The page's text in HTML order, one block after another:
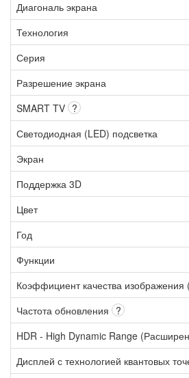
Диагональ экрана
Технология
Серия
Разрешение экрана
SMART TV ?
Светодиодная (LED) подсветка
Экран
Поддержка 3D
Цвет
Год
Функции
Коэффициент качества изображения
Частота обновления ?
HDR - High Dynamic Range
Дисплей с технологией квантовых